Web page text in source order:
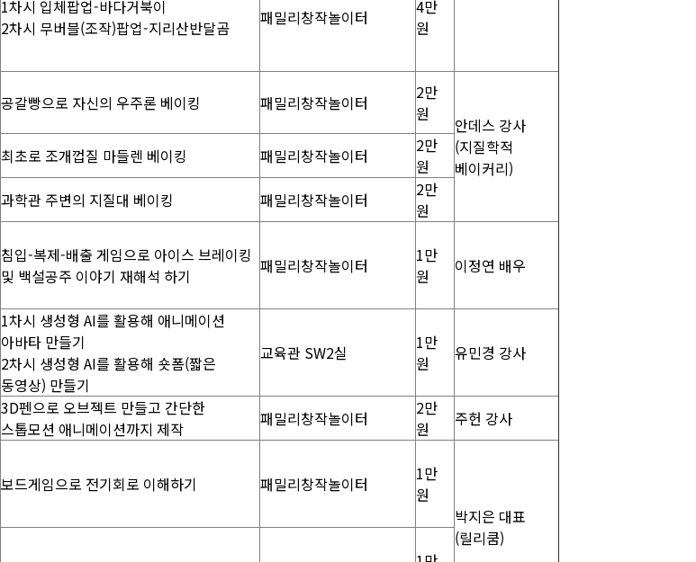
1차시 입체팝업-바다거북이
2차시 무버블(조작)팝업-지리산반달곰
패밀리창작놀이터
4만
원
공갈빵으로 자신의 우주론 베이킹 패밀리창작놀이터
2만
원
안데스 강사
(지질학적
베이커리)
최초로 조개껍질 마들렌 베이킹 패밀리창작놀이터
2만
원
과학관 주변의 지질대 베이킹 패밀리창작놀이터
2만
원
침입-복제-배출 게임으로 아이스 브레이킹
및 백설공주 이야기 재해석 하기
패밀리창작놀이터
1만
원
이정연 배우
1차시 생성형 AI를 활용해 애니메이션
아바타 만들기
2차시 생성형 AI를 활용해 숏폼(짧은
동영상) 만들기
교육관 SW2실
1만
원
유민경 강사
3D펜으로 오브젝트 만들고 간단한
스톱모션 애니메이션까지 제작
패밀리창작놀이터
2만
원
주헌 강사
보드게임으로 전기회로 이해하기 패밀리창작놀이터
1만
원
박지은 대표
(릴리쿰)